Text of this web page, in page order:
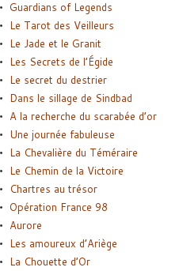
Guardians of Legends
Le Tarot des Veilleurs
Le Jade et le Granit
Les Secrets de l’Égide
Le secret du destrier
Dans le sillage de Sindbad
A la recherche du scarabée d’or
Une journée fabuleuse
La Chevalière du Téméraire
Le Chemin de la Victoire
Chartres au trésor
Opération France 98
Aurore
Les amoureux d’Ariège
La Chouette d’Or